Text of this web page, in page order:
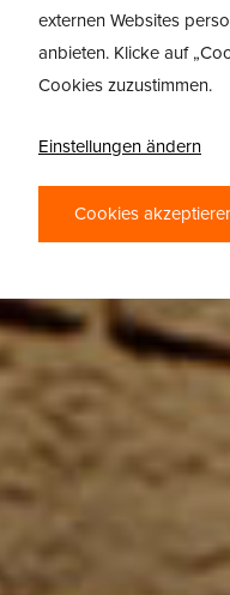
externen Websites
anbieten. Klicke auf
Cookies zuzustimmen.
Einstellungen ändern
Cookies